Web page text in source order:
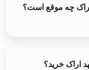
چه موقع است؟
اراک خرید؟